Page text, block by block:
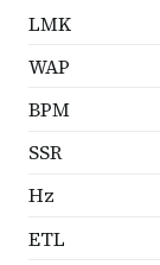
LMK
WAP
BPM
SSR
Hz
ETL